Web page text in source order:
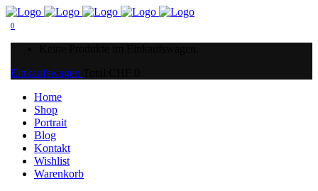
0
Einkaufswagen
Home
Shop
Portrait
Blog
Kontakt
Wishlist
Warenkorb